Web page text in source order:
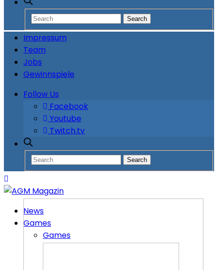
Impressum
Team
Jobs
Gewinnspiele
Follow Us
Facebook
Youtube
Twitch.tv
News
Games
Games